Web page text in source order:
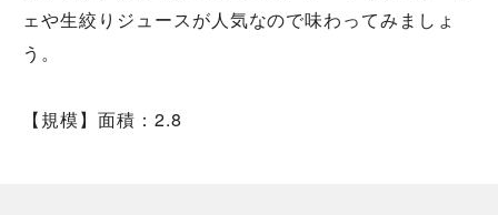
ェや生絞りジュースが人気なので味わってみましょ
う。
【規模】面積：2.8